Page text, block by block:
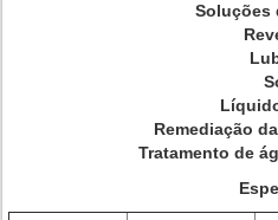
Soluções
Remediação
Tratamento de